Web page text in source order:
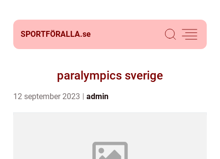
SPORTFÖRALLA.se
paralympics sverige
12 september 2023 admin